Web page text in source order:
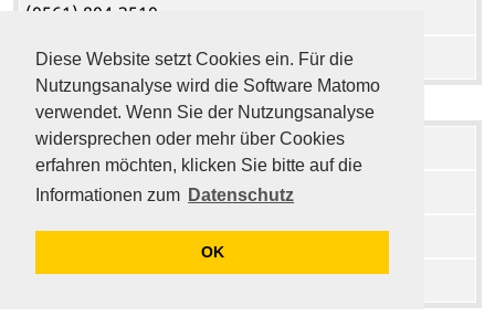
Diese Website setzt Cookies ein. Für die
Nutzungsanalyse wird die Software Matomo
verwendet. Wenn Sie der Nutzungsanalyse
widersprechen oder mehr über Cookies
erfahren möchten, klicken Sie bitte auf die
Informationen zum Datenschutz
OK
(0561) 804-3510
e-Mail
Wolfhager Straße 10, 12, 12a
Engel, Alica
(0561) 804-1839
e-Mail